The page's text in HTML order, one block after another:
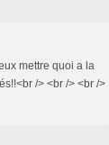
mettre quoi a la
/> <br /> <br />